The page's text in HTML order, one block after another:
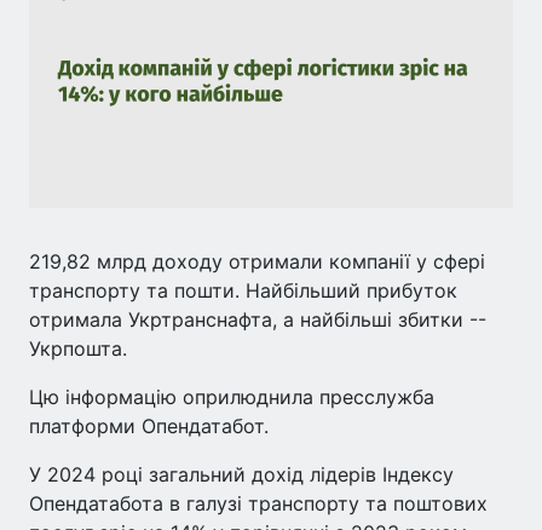
219,82 млрд доходу отримали компанії у сфері
транспорту та пошти. Найбільший прибуток
отримала Укртранснафта, а найбільші збитки --
Укрпошта.
Цю інформацію оприлюднила пресслужба
платформи Опендатабот.
У 2024 році загальний дохід лідерів Індексу
Опендатабота в галузі транспорту та поштових